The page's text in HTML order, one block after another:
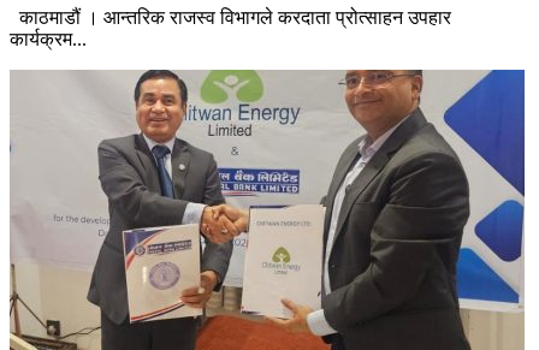
काठमाडौं । आन्तरिक राजस्व विभागले करदाता प्रोत्साहन उपहार
कार्यक्रम...